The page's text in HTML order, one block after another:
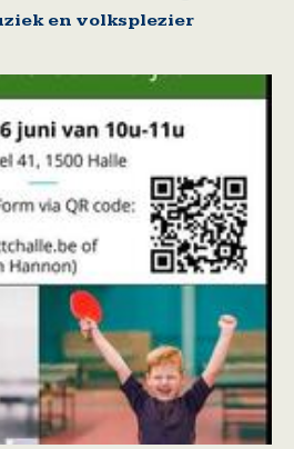
en volksplezier